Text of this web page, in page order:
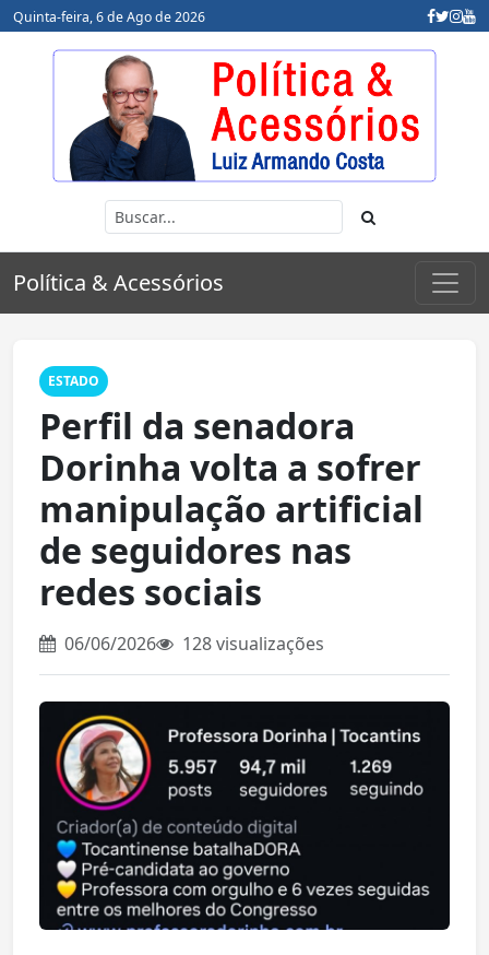
Quinta-feira, 6 de Ago de 2026
Política & Acessórios
ESTADO
Perfil da senadora
Dorinha volta a sofrer
manipulação artificial
de seguidores nas
redes sociais
06/06/2026 128 visualizações